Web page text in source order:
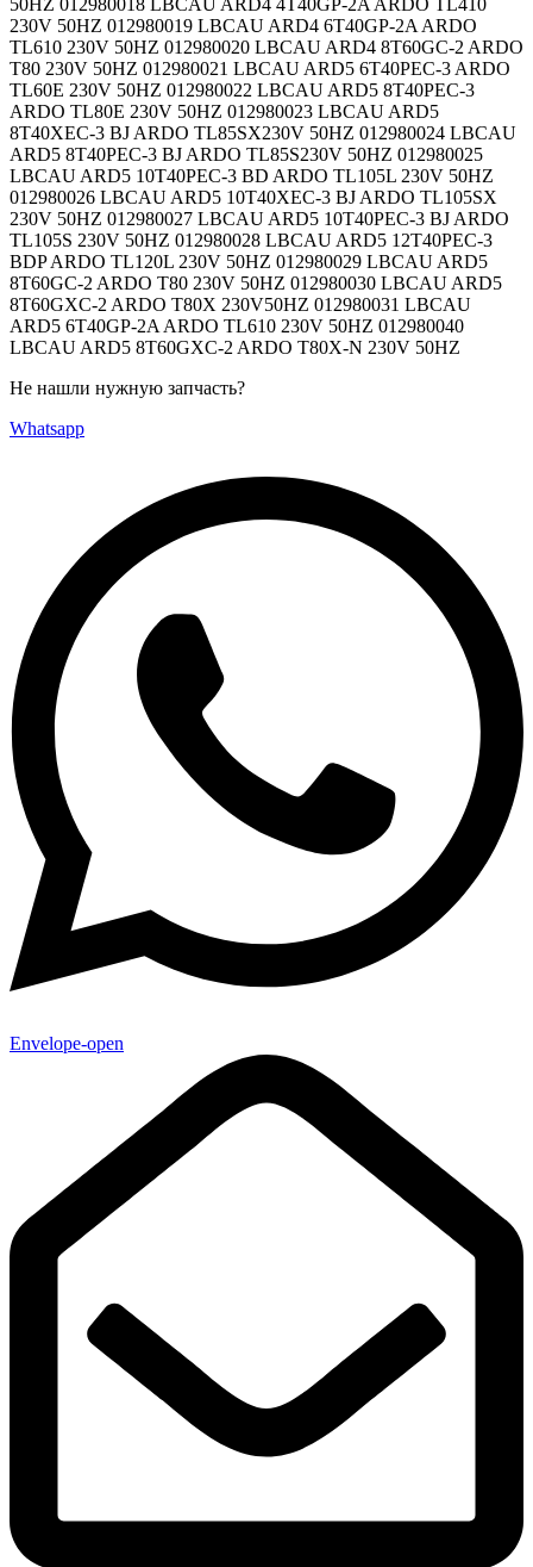
50HZ 012980018 LBCAU ARD4 4T40GP-2A ARDO TL410
230V 50HZ 012980019 LBCAU ARD4 6T40GP-2A ARDO
TL610 230V 50HZ 012980020 LBCAU ARD4 8T60GC-2 ARDO
T80 230V 50HZ 012980021 LBCAU ARD5 6T40PEC-3 ARDO
TL60E 230V 50HZ 012980022 LBCAU ARD5 8T40PEC-3
ARDO TL80E 230V 50HZ 012980023 LBCAU ARD5
8T40XEC-3 BJ ARDO TL85SX230V 50HZ 012980024 LBCAU
ARD5 8T40PEC-3 BJ ARDO TL85S230V 50HZ 012980025
LBCAU ARD5 10T40PEC-3 BD ARDO TL105L 230V 50HZ
012980026 LBCAU ARD5 10T40XEC-3 BJ ARDO TL105SX
230V 50HZ 012980027 LBCAU ARD5 10T40PEC-3 BJ ARDO
TL105S 230V 50HZ 012980028 LBCAU ARD5 12T40PEC-3
BDP ARDO TL120L 230V 50HZ 012980029 LBCAU ARD5
8T60GC-2 ARDO T80 230V 50HZ 012980030 LBCAU ARD5
8T60GXC-2 ARDO T80X 230V50HZ 012980031 LBCAU
ARD5 6T40GP-2A ARDO TL610 230V 50HZ 012980040
LBCAU ARD5 8T60GXC-2 ARDO T80X-N 230V 50HZ
Не нашли нужную запчасть?
Whatsapp
Envelope-open